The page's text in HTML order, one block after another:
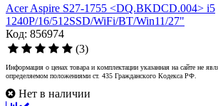
Acer Aspire S27-1755 <DQ.BKDCD.004> i5
1240P/16/512SSD/WiFi/BT/Win11/27"
Код: 856974
(3)
Информация о ценах товара и комплектации указанная на сайте не
определяемом положениями ст. 435 Гражданского Кодекса РФ.
Нет в наличии